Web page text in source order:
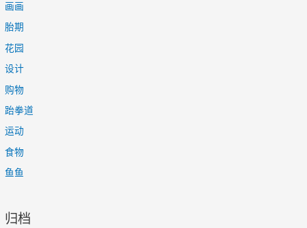
画画
胎期
花园
设计
购物
跆拳道
运动
食物
鱼鱼
归档